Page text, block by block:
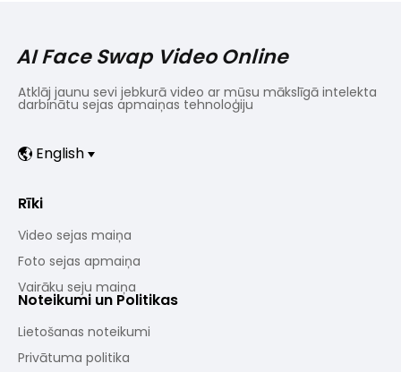
AI Face Swap Video Online
Atklāj jaunu sevi jebkurā video ar mūsu mākslīgā intelekta
darbinātu sejas apmaiņas tehnoloģiju
English
Rīki
Video sejas maiņa
Foto sejas apmaiņa
Vairāku seju maiņa
Noteikumi un Politikas
Lietošanas noteikumi
Privātuma politika